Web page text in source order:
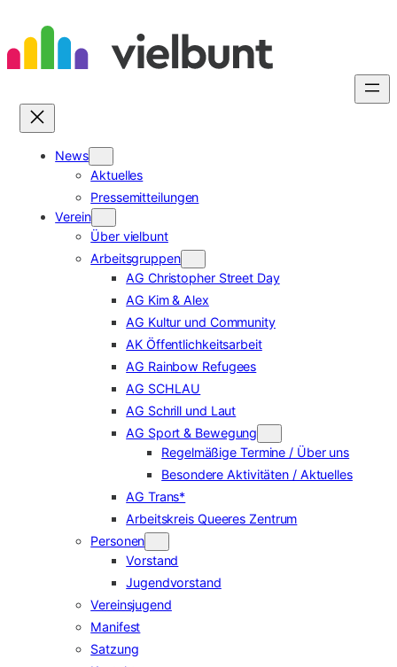
Inhalt
springen
News
Aktuelles
Pressemitteilungen
Verein
Über vielbunt
Arbeitsgruppen
AG Christopher Street Day
AG Kim & Alex
AG Kultur und Community
AK Öffentlichkeitsarbeit
AG Rainbow Refugees
AG SCHLAU
AG Schrill und Laut
AG Sport & Bewegung
Regelmäßige Termine / Über uns
Besondere Aktivitäten / Aktuelles
AG Trans*
Arbeitskreis Queeres Zentrum
Personen
Vorstand
Jugendvorstand
Vereinsjugend
Manifest
Satzung